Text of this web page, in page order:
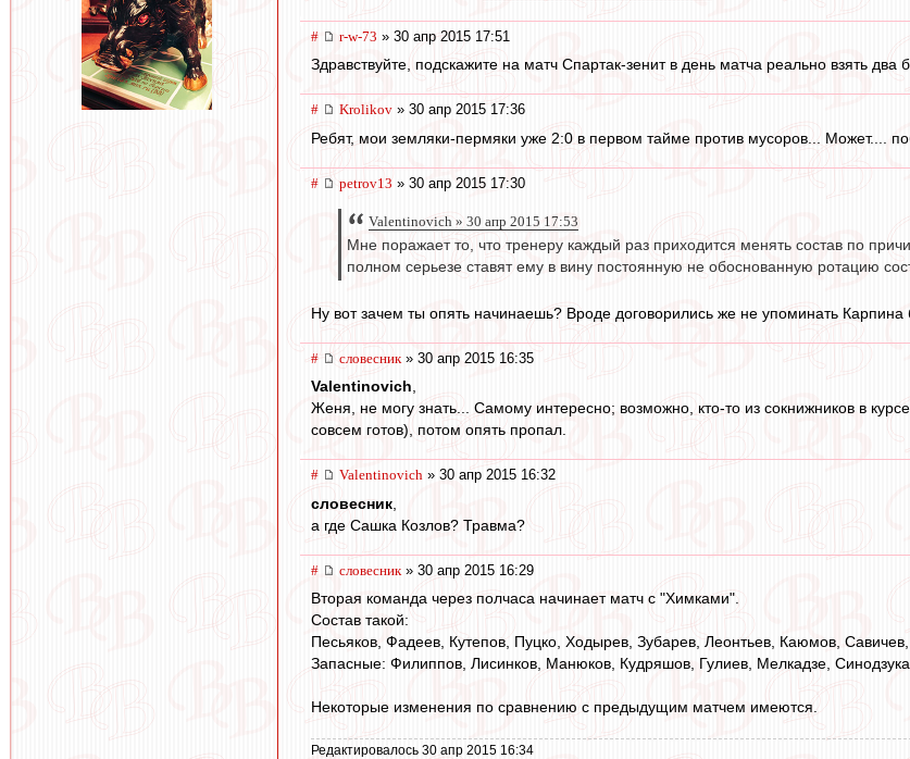
# r-w-73 » 30 апр 2015 17:51
Здравствуйте, подскажите на матч Спартак-зенит в день матча реально взять
# Krolikov » 30 апр 2015 17:36
Ребят, мои земляки-пермяки уже 2:0 в первом тайме против мусоров... Может....
# petrov13 » 30 апр 2015 17:30
Valentinovich » 30 апр 2015 17:53
Мне поражает то, что тренеру каждый раз приходится менять состав по
полном серьезе ставят ему в вину постоянную не обоснованную ротацию
Ну вот зачем ты опять начинаешь? Вроде договорились же не упоминать Карпина
# словесник » 30 апр 2015 16:35
Valentinovich
Женя, не могу знать... Самому интересно; возможно, кто-то из сокнижников в
совсем готов), потом опять пропал.
# Valentinovich » 30 апр 2015 16:32
словесник
а где Сашка Козлов? Травма?
# словесник » 30 апр 2015 16:29
Вторая команда через полчаса начинает матч с "Химками".
Состав такой:
Песьяков, Фадеев, Кутепов, Пуцко, Ходырев, Зубарев, Леонтьев, Каюмов,
Запасные: Филиппов, Лисинков, Манюков, Кудряшов, Гулиев, Мелкадзе,
Некоторые изменения по сравнению с предыдущим матчем имеются.
Редактировалось 30 апр 2015 16:34